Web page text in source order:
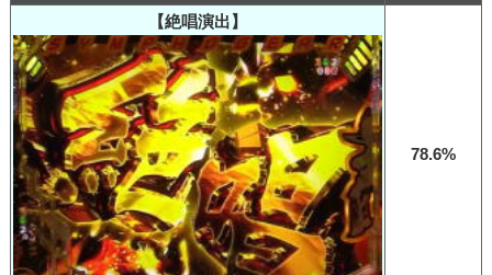
【絶唱演出】
78.6%